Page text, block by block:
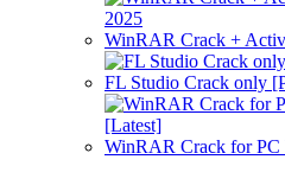
WinRAR Crack +
FL Studio Crack only
WinRAR Crack for